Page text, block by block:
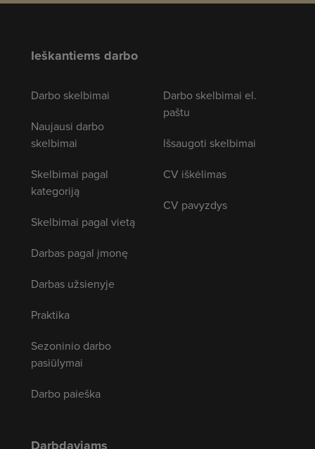
Ieškantiems darbo
Darbo skelbimai
Naujausi darbo
skelbimai
Skelbimai pagal
kategoriją
Skelbimai pagal vietą
Darbas pagal įmonę
Darbas užsienyje
Praktika
Sezoninio darbo
pasiūlymai
Darbo paieška
Darbo skelbimai el.
paštu
Išsaugoti skelbimai
CV iškėlimas
CV pavyzdys